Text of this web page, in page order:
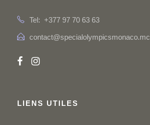
Tel: +377 97 70 63 63
contact@specialolympicsmonaco.mc
LIENS UTILES